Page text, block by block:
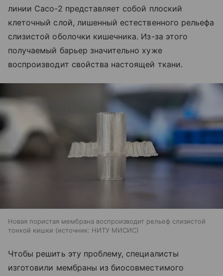
линии Caco-2 представляет собой плоский
клеточный слой, лишенный естественного рельефа
слизистой оболочки кишечника. Из-за этого
получаемый барьер значительно хуже
воспроизводит свойства настоящей ткани.
Новая пористая мембрана воспроизводит рельеф слизистой
тонкой кишки
источник: НИТУ МИСИС
Чтобы решить эту проблему, специалисты
изготовили мембраны из биосовместимого